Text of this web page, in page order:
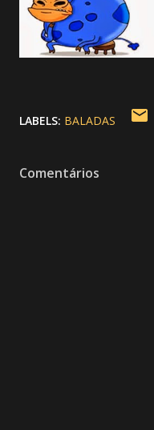
LABELS: BALADAS
Comentários